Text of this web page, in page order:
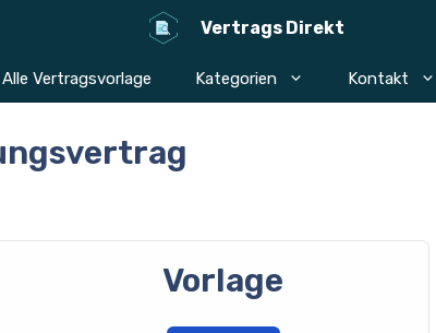
Vertrags Direkt
Alle Vertragsvorlage Kategorien Kontakt
Vorlage